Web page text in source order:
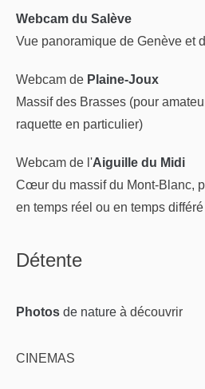
Webcam du Salève
Vue panoramique de Genève et
Webcam de Plaine-Joux
Massif des Brasses (pour
raquette en particulier)
Webcam de l'Aiguille du Midi
Cœur du massif du Mont-Blanc,
en temps réel ou en temps différé
Détente
Photos de nature à découvrir
CINEMAS